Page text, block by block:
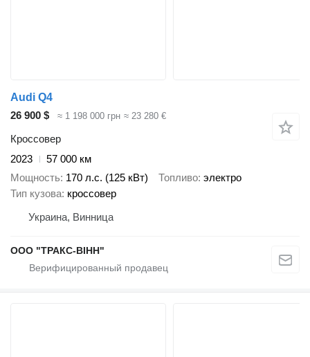
Audi Q4
26 900 $
≈ 1 198 000 грн ≈ 23 280 €
Кроссовер
2023
57 000 км
Мощность 170 л.с. (125 кВт) Топливо электро
Тип кузова кроссовер
Украина, Винница
ООО "ТРАКС-ВІНН"